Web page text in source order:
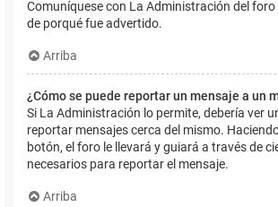
Comuníquese con La Administración del
de porqué fue advertido.
Arriba
¿Cómo se puede reportar un mensaje a un
Si La Administración lo permite, debería ver
reportar mensajes cerca del mismo.
botón, el foro le llevará y guiará a través de
necesarios para reportar el mensaje.
Arriba